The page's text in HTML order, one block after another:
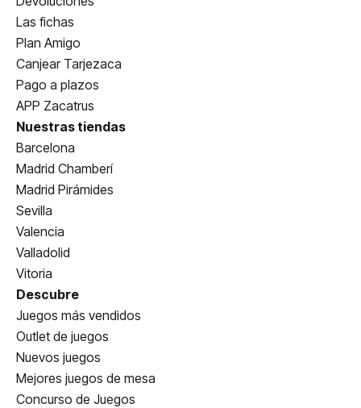
Las fichas
Plan Amigo
Canjear Tarjezaca
Pago a plazos
APP Zacatrus
Nuestras tiendas
Barcelona
Madrid Chamberí
Madrid Pirámides
Sevilla
Valencia
Valladolid
Vitoria
Descubre
Juegos más vendidos
Outlet de juegos
Nuevos juegos
Mejores juegos de mesa
Concurso de Juegos